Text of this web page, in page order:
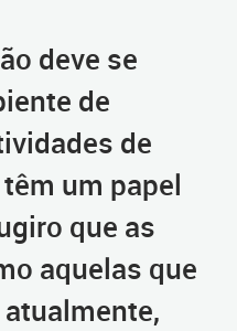
deve se
de
de
um papel
que as
aquelas que